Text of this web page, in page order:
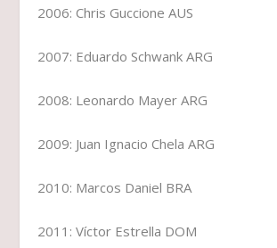
2006: Chris Guccione AUS
2007: Eduardo Schwank ARG
2008: Leonardo Mayer ARG
2009: Juan Ignacio Chela ARG
2010: Marcos Daniel BRA
2011: Víctor Estrella DOM